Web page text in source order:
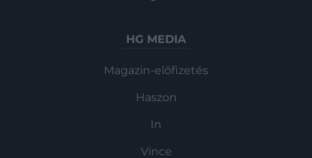
HG MEDIA
Magazin-előfizetés
Haszon
In
Vince